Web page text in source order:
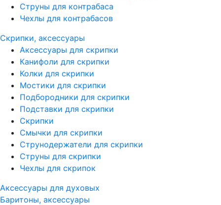
Струны для контрабаса
Чехлы для контрабасов
Скрипки, аксессуары
Аксессуары для скрипки
Канифоли для скрипки
Колки для скрипки
Мостики для скрипки
Подбородники для скрипки
Подставки для скрипки
Скрипки
Смычки для скрипки
Струнодержатели для скрипки
Струны для скрипки
Чехлы для скрипок
Аксессуары для духовых
Баритоны, аксессуары